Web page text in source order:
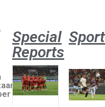
Special
Reports